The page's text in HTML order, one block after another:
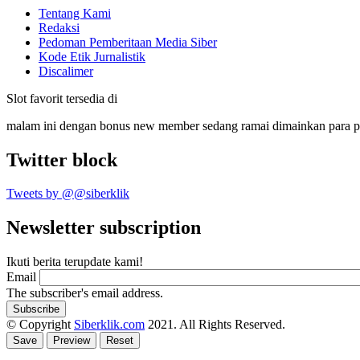
Tentang Kami
Redaksi
Pedoman Pemberitaan Media Siber
Kode Etik Jurnalistik
Discalimer
Slot favorit tersedia di
malam ini dengan bonus new member sedang ramai dimainkan para
Twitter block
Tweets by @@siberklik
Newsletter subscription
Ikuti berita terupdate kami!
Email
The subscriber's email address.
© Copyright Siberklik.com 2021. All Rights Reserved.